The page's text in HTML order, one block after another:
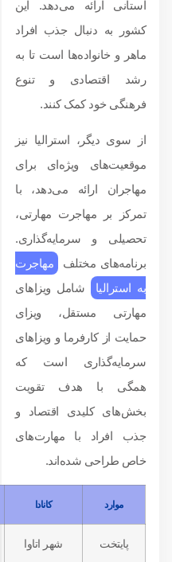
استانی ارائه می‌دهد. این
کشور به دنبال جذب افراد
ماهر و خانواده‌ها است تا به
رشد اقتصادی و تنوع
فرهنگی خود کمک کنند.
از سوی دیگر، استرالیا نیز
موقعیت‌های ویژه‌ای برای
مهاجران ارائه می‌دهد، با
تمرکز بر مهاجرت مهارتی،
تحصیلی و سرمایه‌گذاری.
برنامه‌های مختلف
مهاجرت
به استرالیا
شامل ویزاهای
مهارتی مستقل، ویزای
حمایت از کارفرما و ویزاهای
سرمایه‌گذاری است که
همگی با هدف تقویت
بخش‌های کلیدی اقتصاد و
جذب افراد با مهارت‌های
خاص طراحی شده‌اند.
موارد کانادا
پایتخت شهر اتاوا